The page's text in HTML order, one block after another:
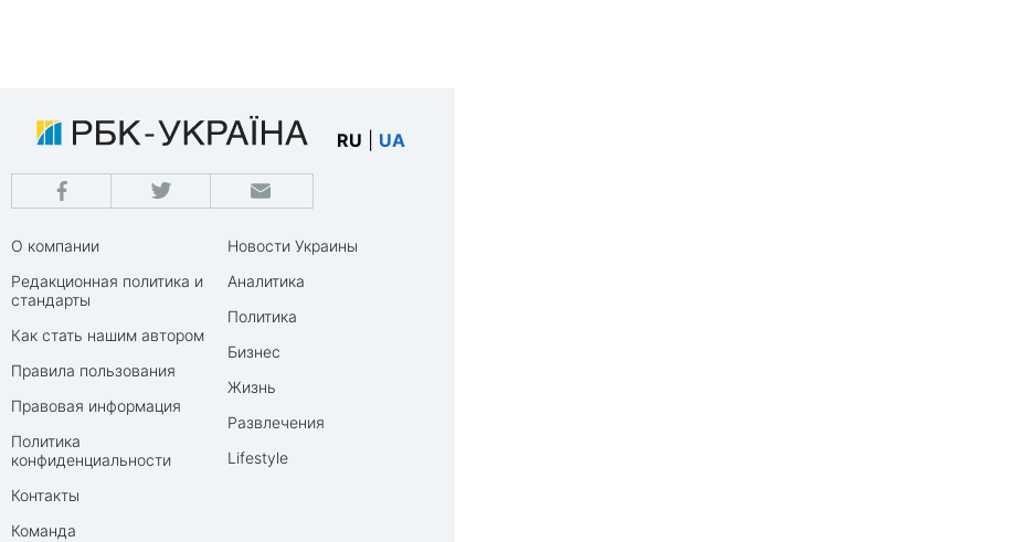
RU UA
О компании
Редакционная политика и
стандарты
Как стать нашим автором
Правила пользования
Правовая информация
Политика
конфиденциальности
Контакты
Команда
Новости Украины
Аналитика
Политика
Бизнес
Жизнь
Развлечения
Lifestyle